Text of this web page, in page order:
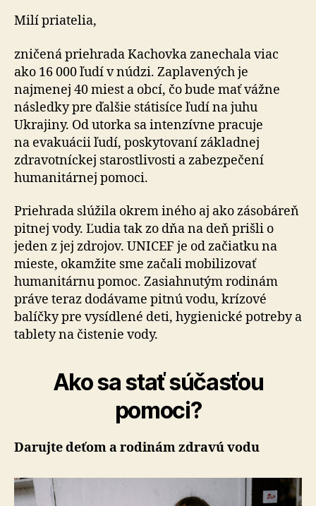
Milí priatelia,
zničená priehrada Kachovka zanechala viac
ako 16 000 ľudí v núdzi. Zaplavených je
najmenej 40 miest a obcí, čo bude mať vážne
následky pre ďalšie státisíce ľudí na juhu
Ukrajiny. Od utorka sa intenzívne pracuje
na evakuácii ľudí, poskytovaní základnej
zdravotníckej starostlivosti a zabezpečení
humanitárnej pomoci.
Priehrada slúžila okrem iného aj ako zásobáreň
pitnej vody. Ľudia tak zo dňa na deň prišli o
jeden z jej zdrojov. UNICEF je od začiatku na
mieste, okamžite sme začali mobilizovať
humanitárnu pomoc. Zasiahnutým rodinám
práve teraz dodávame pitnú vodu, krízové
balíčky pre vysídlené deti, hygienické potreby a
tablety na čistenie vody.
Ako sa stať súčasťou
pomoci?
Darujte deťom a rodinám zdravú vodu